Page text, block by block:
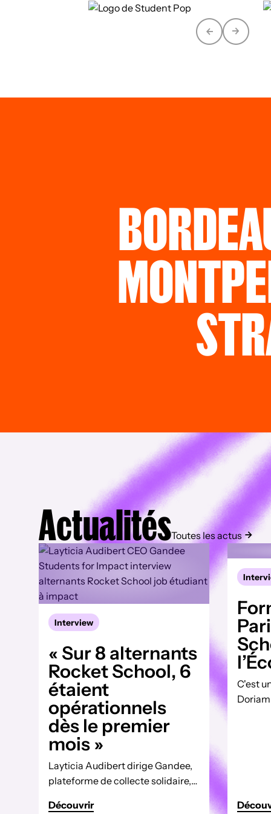
ActualitésToutes les actus
Interview
« Sur 8 alternants
Rocket School, 6
étaient
opérationnels
dès le premier
mois »
Layticia Audibert dirige Gandee,
plateforme de collecte solidaire,
programme qui transforme le job
Découvrir
C'est